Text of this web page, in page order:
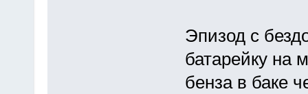
Эпизод с
батарейку на
бенза в баке